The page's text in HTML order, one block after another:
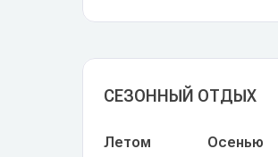
СЕЗОННЫЙ ОТДЫХ
Летом Осенью